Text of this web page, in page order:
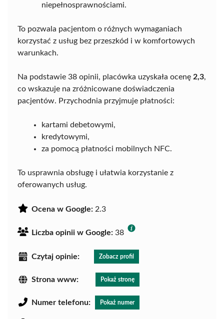
niepełnosprawnościami.
To pozwala pacjentom o różnych wymaganiach
korzystać z usług bez przeszkód i w komfortowych
warunkach.
Na podstawie 38 opinii, placówka uzyskała ocenę 2,3,
co wskazuje na zróżnicowane doświadczenia
pacjentów. Przychodnia przyjmuje płatności:
kartami debetowymi,
kredytowymi,
za pomocą płatności mobilnych NFC.
To usprawnia obsługę i ułatwia korzystanie z
oferowanych usług.
Ocena w Google: 2.3
Liczba opinii w Google: 38
Czytaj opinie: Zobacz profil
Strona www: Pokaż stronę
Numer telefonu: Pokaż numer